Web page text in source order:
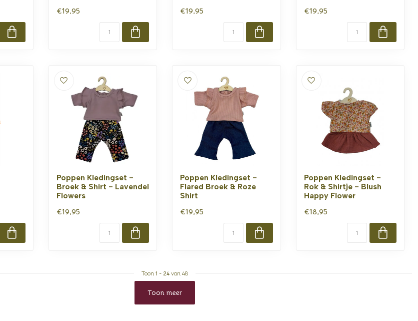
€19,95 €19,95 €19,95
Poppen Kledingset -
Broek & Shirt - Lavendel
Flowers
€19,95
Poppen Kledingset -
Flared Broek & Roze
Shirt
€19,95
Poppen Kledingset -
Rok & Shirtje - Blush
Happy Flower
€18,95
Toon 1 - 24van 48
Toon meer